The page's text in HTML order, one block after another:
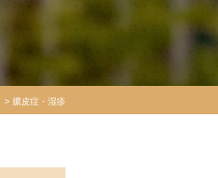
ろは」
膿皮症・湿疹